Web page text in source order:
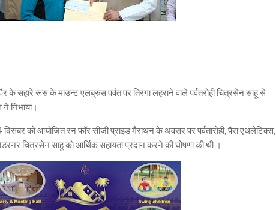
सहारे रूस के माउन्ट एलब्रुस पर्वत पर तिरंगा लहराने वाले पर्वतरोही चित्रसेन साहू से
निभाया।
को आयोजित रन फॉर सीजी प्राइड मैराथन के अवसर पर पर्वतारोही, पैरा एथलेटिक्स,
चित्रसेन साहू को आर्थिक सहायता प्रदान करने की घोषणा की थी ।